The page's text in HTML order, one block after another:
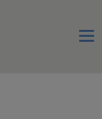
Menu